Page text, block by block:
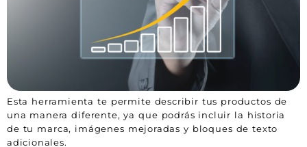
Esta herramienta te permite describir tus productos de
una manera diferente, ya que podrás incluir la historia
de tu marca, imágenes mejoradas y bloques de texto
adicionales.